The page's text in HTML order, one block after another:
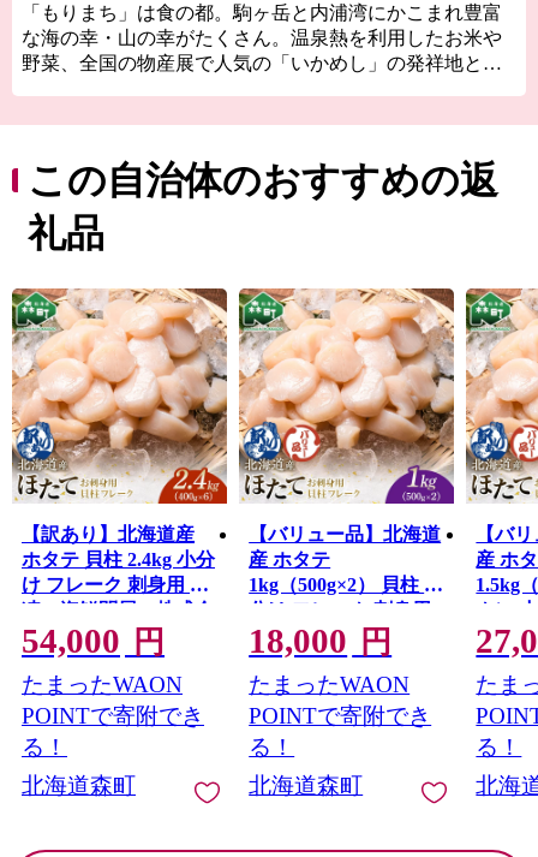
「もりまち」は食の都。駒ヶ岳と内浦湾にかこまれ豊富
な海の幸・山の幸がたくさん。温泉熱を利用したお米や
野菜、全国の物産展で人気の「いかめし」の発祥地とし
末、箱館戦争時に榎本武揚や土方歳三が上陸した地、北
海道開拓の要であった「札幌本道」の海上路桟橋跡地な
どの、貴重な史跡が多く点在し、また桜の名所として
1,000本以上の桜が咲き誇る、食・桜・歴史を間近に感じ
この自治体のおすすめの返
礼品
【訳あり】北海道産
ホタテ 貝柱 2.4kg 小分
け フレーク 刺身用 冷
凍＜海鮮問屋 株式会
社 瑞宝＞ 森町 ほた
て 帆立 ホタテ 海産物
魚貝類 おつまみ 海鮮
丼 魚介類 貝柱 ふるさ
と納税 北海道 訳あり
mr1-1190
54,000 円
たまったWAON
POINTで寄附でき
る！
北海道森町
【バリュー品】北海道
産 ホタテ
1kg（500g×2） 貝柱 小
分け フレーク 刺身用
冷凍＜海鮮問屋 株式
会社 瑞宝＞ 小分け
森町 ほたて 帆立 ホタ
テ 海産物 魚貝類 おつ
まみ 海鮮丼 魚介類 貝
柱 ふるさと納税 北海
道 訳あり mr1-1258
18,000 円
たまったWAON
POINTで寄附でき
る！
北海道森町
【バ
産 ホ
1.5kg
ク）
刺身
屋 株
小分け
立 ホ
類 お
介類
税 北
たま
る！
北海